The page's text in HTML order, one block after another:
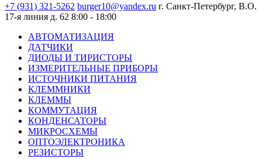
+7 (931) 321-5262 burger10@yandex.ru г. Санкт-Петербург, В.О.
17-я линия д. 62 8:00 - 18:00
АВТОМАТИЗАЦИЯ
ДАТЧИКИ
ДИОДЫ И ТИРИСТОРЫ
ИЗМЕРИТЕЛЬНЫЕ ПРИБОРЫ
ИСТОЧНИКИ ПИТАНИЯ
КЛЕММНИКИ
КЛЕММЫ
КОММУТАЦИЯ
КОНДЕНСАТОРЫ
МИКРОСХЕМЫ
ОПТОЭЛЕКТРОНИКА
РЕЗИСТОРЫ